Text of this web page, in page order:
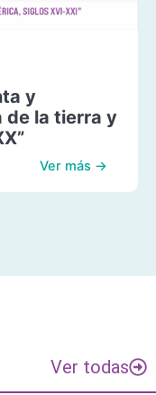
y
de la tierra y
Ver más →
Ver todas